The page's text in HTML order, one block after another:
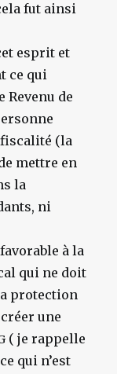
fut ainsi
esprit et
ce qui
de
fiscalité (la
mettre en
la
ni
à la
qui ne doit
protection
une
( je rappelle
qui n’est